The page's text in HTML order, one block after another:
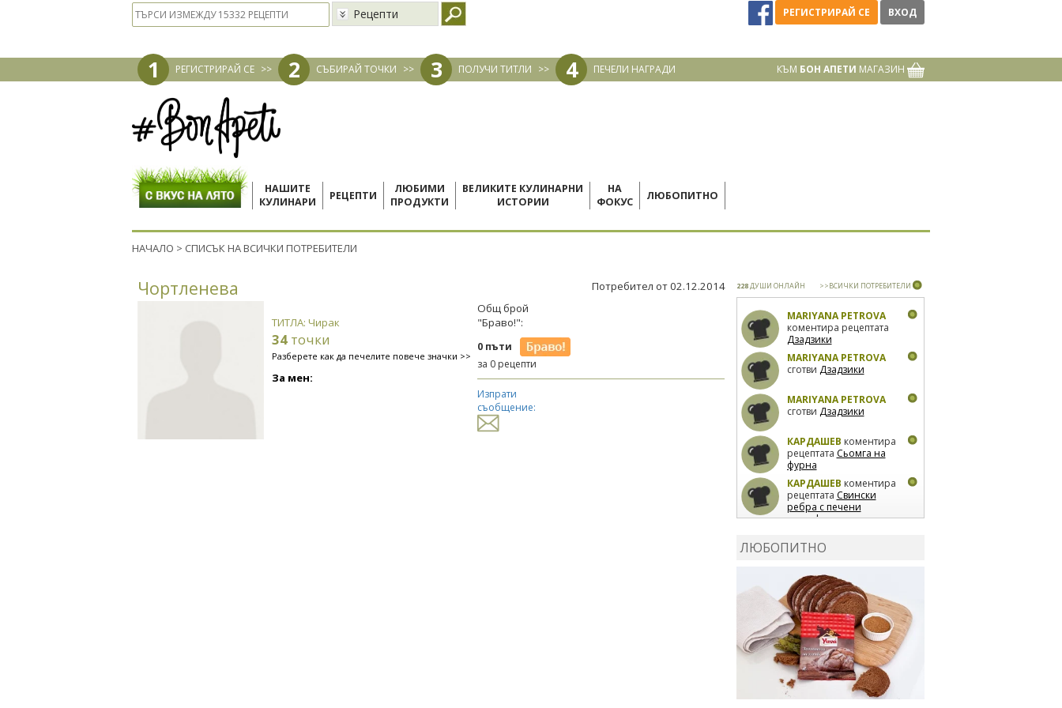
Рецепти РЕГИСТРИРАЙ СЕ ВХОД
1 РЕГИСТРИРАЙ СЕ >> 2 СЪБИРАЙ ТОЧКИ >> 3 ПОЛУЧИ ТИТЛИ >> 4 ПЕЧЕЛИ НАГРАДИ КЪМ БОН АПЕТИ МАГАЗИН
НАШИТЕ
КУЛИНАРИ
РЕЦЕПТИ
ЛЮБИМИ
ПРОДУКТИ
ВЕЛИКИТЕ КУЛИНАРНИ
ИСТОРИИ
НА
ФОКУС
ЛЮБОПИТНО
НАЧАЛО > СПИСЪК НА ВСИЧКИ ПОТРЕБИТЕЛИ
Чортленева Потребител от 02.12.2014
ТИТЛА: Чирак
34 точки
Разберете как да печелите повече значки >>
За мен:
Общ брой
"Браво!":
0 пъти
за 0 рецепти
Изпрати
съобщение:
228ДУШИ ОНЛАЙН >>ВСИЧКИ ПОТРЕБИТЕЛИ
MARIYANA PETROVA
коментира рецептата
Дзадзики
MARIYANA PETROVA
сготви Дзадзики
MARIYANA PETROVA
сготви Дзадзики
КАРДАШЕВ коментира
рецептата Сьомга на
фурна
КАРДАШЕВ коментира
рецептата Свински
ребра с печени
картофи
лимон
коментира рецептата
Киноа със зеленчуци
ЛЮБОПИТНО